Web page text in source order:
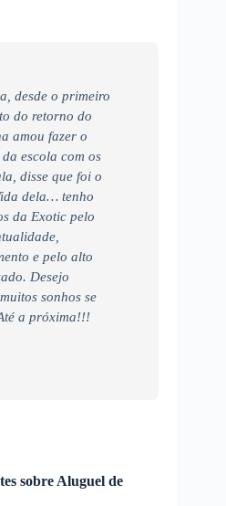
desde o primeiro
do retorno do
amou fazer o
escola com os
disse que foi o
dela… tenho
da Exotic pelo
e pelo alto
Desejo
sonhos se
a próxima!!!
sobre Aluguel de